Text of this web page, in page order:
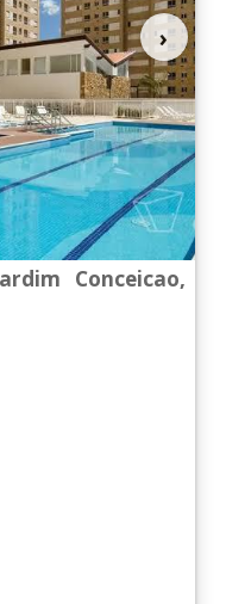
›
Conceicao,